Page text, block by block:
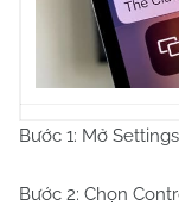
Bước 1: Mở Settings
Bước 2: Chọn